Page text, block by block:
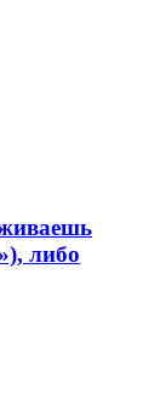
либо